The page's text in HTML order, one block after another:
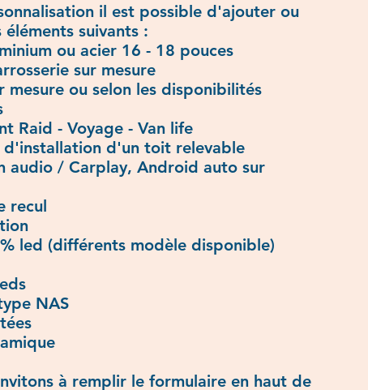
il est possible d'ajouter ou
suivants :
ou acier 16 - 18 pouces
sur mesure
mesure ou selon les disponibilités
Raid - Voyage - Van life
d'installation d'un toit relevable
audio / Carplay, Android auto sur
recul
led (différents modèle disponible)
NAS
à remplir le formulaire en haut de